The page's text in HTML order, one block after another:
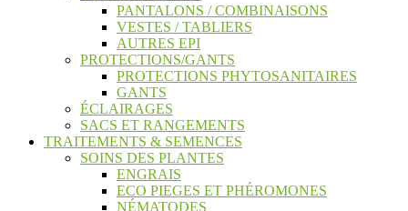
PANTALONS / COMBINAISONS
VESTES / TABLIERS
AUTRES EPI
PROTECTIONS/GANTS
PROTECTIONS PHYTOSANITAIRES
GANTS
ÉCLAIRAGES
SACS ET RANGEMENTS
TRAITEMENTS & SEMENCES
SOINS DES PLANTES
ENGRAIS
ECO PIEGES ET PHÉROMONES
NÉMATODES